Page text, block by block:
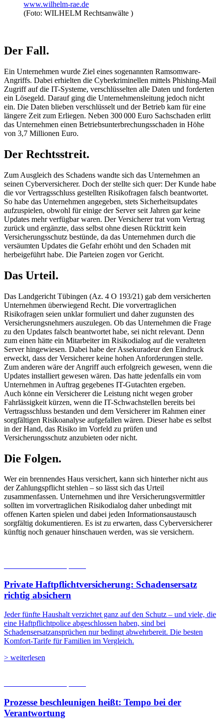
www.wilhelm-rae.de
(Foto: WILHELM Rechtsanwälte )
Der Fall.
Ein Unternehmen wurde Ziel eines sogenannten Ramsomware-
Angriffs. Dabei erhielten die Cyberkriminellen mittels Phishing-Mail
Zugriff auf die IT-Systeme, verschlüsselten alle Daten und forderten
ein Lösegeld. Darauf ging die Unternehmensleitung jedoch nicht
ein. Die Daten blieben verschlüsselt und der Betrieb kam für eine
längere Zeit zum Erliegen. Neben 300 000 Euro Sachschaden erlitt
das Unternehmen einen Betriebsunterbrechungsschaden in Höhe
von 3,7 Millionen Euro.
Der Rechtsstreit.
Zum Ausgleich des Schadens wandte sich das Unternehmen an
seinen Cyberversicherer. Doch der stellte sich quer: Der Kunde habe
die vor Vertragsschluss gestellten Risikofragen falsch beantwortet.
So habe das Unternehmen angegeben, stets Sicherheitsupdates
aufzuspielen, obwohl für einige der Server seit Jahren gar keine
Updates mehr verfügbar waren. Der Versicherer trat vom Vertrag
zurück und ergänzte, dass selbst ohne diesen Rücktritt kein
Versicherungsschutz bestünde, da das Unternehmen durch die
versäumten Updates die Gefahr erhöht und den Schaden mit
herbeigeführt habe. Die Parteien zogen vor Gericht.
Das Urteil.
Das Landgericht Tübingen (Az. 4 O 193/21) gab dem versicherten
Unternehmen überwiegend Recht. Die vorvertraglichen
Risikofragen seien unklar formuliert und daher zugunsten des
Versicherungsnehmers auszulegen. Ob das Unternehmen die Frage
zu den Updates falsch beantwortet habe, sei nicht relevant. Denn
zum einen hätte ein Mitarbeiter im Risikodialog auf die veralteten
Server hingewiesen. Dabei habe der Assekuradeur den Eindruck
erweckt, dass der Versicherer keine hohen Anforderungen stelle.
Zum anderen wäre der Angriff auch erfolgreich gewesen, wenn die
Updates installiert gewesen wären. Das hatte jedenfalls ein vom
Unternehmen in Auftrag gegebenes IT-Gutachten ergeben.
Auch könne ein Versicherer die Leistung nicht wegen grober
Fahrlässigkeit kürzen, wenn die IT-Schwachstellen bereits bei
Vertragsschluss bestanden und dem Versicherer im Rahmen einer
sorgfältigen Risikoanalyse aufgefallen wären. Dieser habe es selbst
in der Hand, das Risiko im Vorfeld zu prüfen und
Versicherungsschutz anzubieten oder nicht.
Die Folgen.
Wer ein brennendes Haus versichert, kann sich hinterher nicht aus
der Zahlungspflicht stehlen – so lässt sich das Urteil
zusammenfassen. Unternehmen und ihre Versicherungsvermittler
sollten im vorvertraglichen Risikodialog daher unbedingt mit
offenen Karten spielen und dabei jeden Informationsaustausch
sorgfältig dokumentieren. Es ist zu erwarten, dass Cyberversicherer
künftig noch genauer hinschauen werden, was sie versichern.
Private Haftpflichtversicherung: Schadensersatz
richtig absichern
Jeder fünfte Haushalt verzichtet ganz auf den Schutz – und viele, die
eine Haftpflichtpolice abgeschlossen haben, sind bei
Schadensersatzansprüchen nur bedingt abwehrbereit. Die besten
Komfort-Tarife für Familien im Vergleich.
> weiterlesen
Prozesse beschleunigen heißt: Tempo bei der
Verantwortung